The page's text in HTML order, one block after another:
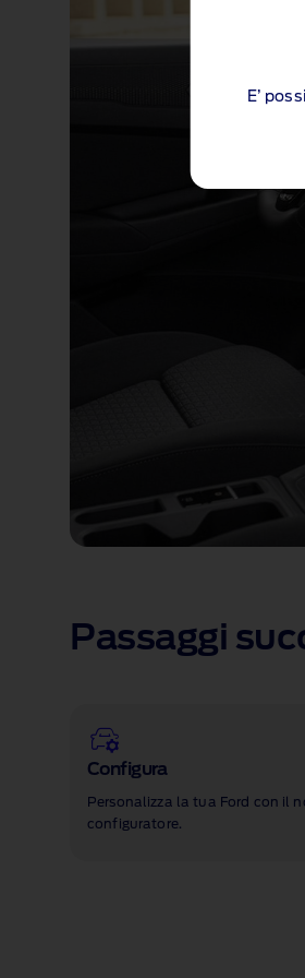
E’
Passaggi
Configura
Personalizza la tua Ford con il
configuratore.